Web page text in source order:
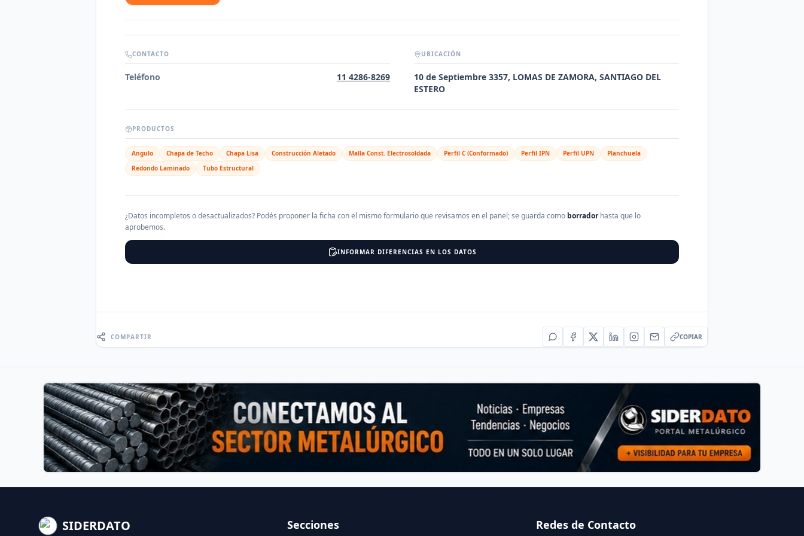
CONTACTO
Teléfono 11 4286-8269
UBICACIÓN
10 de Septiembre 3357, LOMAS DE ZAMORA, SANTIAGO DEL
ESTERO
PRODUCTOS
Angulo Chapa de Techo Chapa Lisa Construcción Aletado Malla Const. Electrosoldada Perfil C (Conformado) Perfil IPN Perfil UPN
Planchuela
Redondo Laminado
Tubo Estructural
¿Datos incompletos o desactualizados? Podés proponer la ficha con el mismo formulario que revisamos en el panel; se guarda como borradorhasta que lo
aprobemos.
INFORMAR DIFERENCIAS EN LOS DATOS
COMPARTIR COPIAR
SIDERDATO Secciones Redes de Contacto